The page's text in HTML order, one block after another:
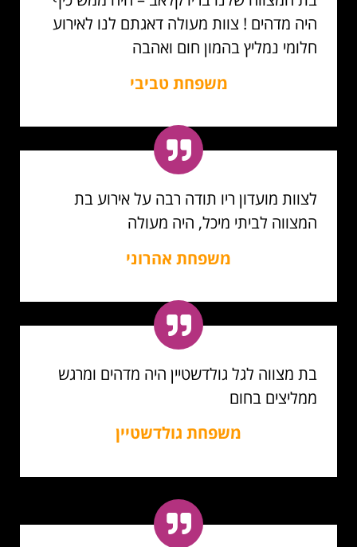
היה מדהים ! צוות מעולה דאגתם לנו לאירוע
חלומי נמליץ בהמון חום ואהבה
משפחת טביבי
לצוות מועדון ריו תודה רבה על אירוע בת
המצווה לביתי מיכל, היה מעולה
משפחת אהרוני
בת מצווה לגל גולדשטיין היה מדהים ומרגש
ממליצים בחום
משפחת גולדשטיין